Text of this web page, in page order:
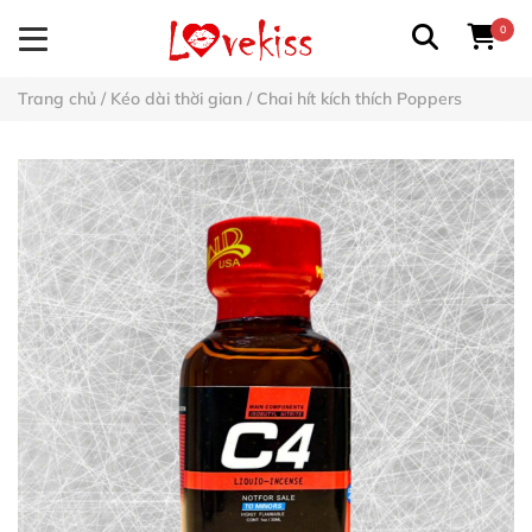
0
Trang chủ / Kéo dài thời gian / Chai hít kích thích Poppers